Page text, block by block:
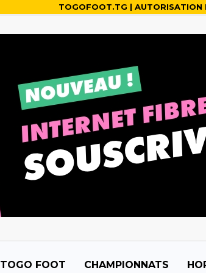
TOGOFOOT.TG |
TOGO FOOT CHAMPIONNATS